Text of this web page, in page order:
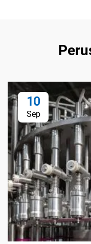
10
Sep